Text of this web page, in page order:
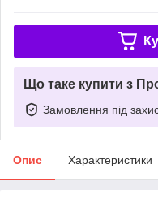
Що таке купити з
Замовлення під
Опис Характеристики